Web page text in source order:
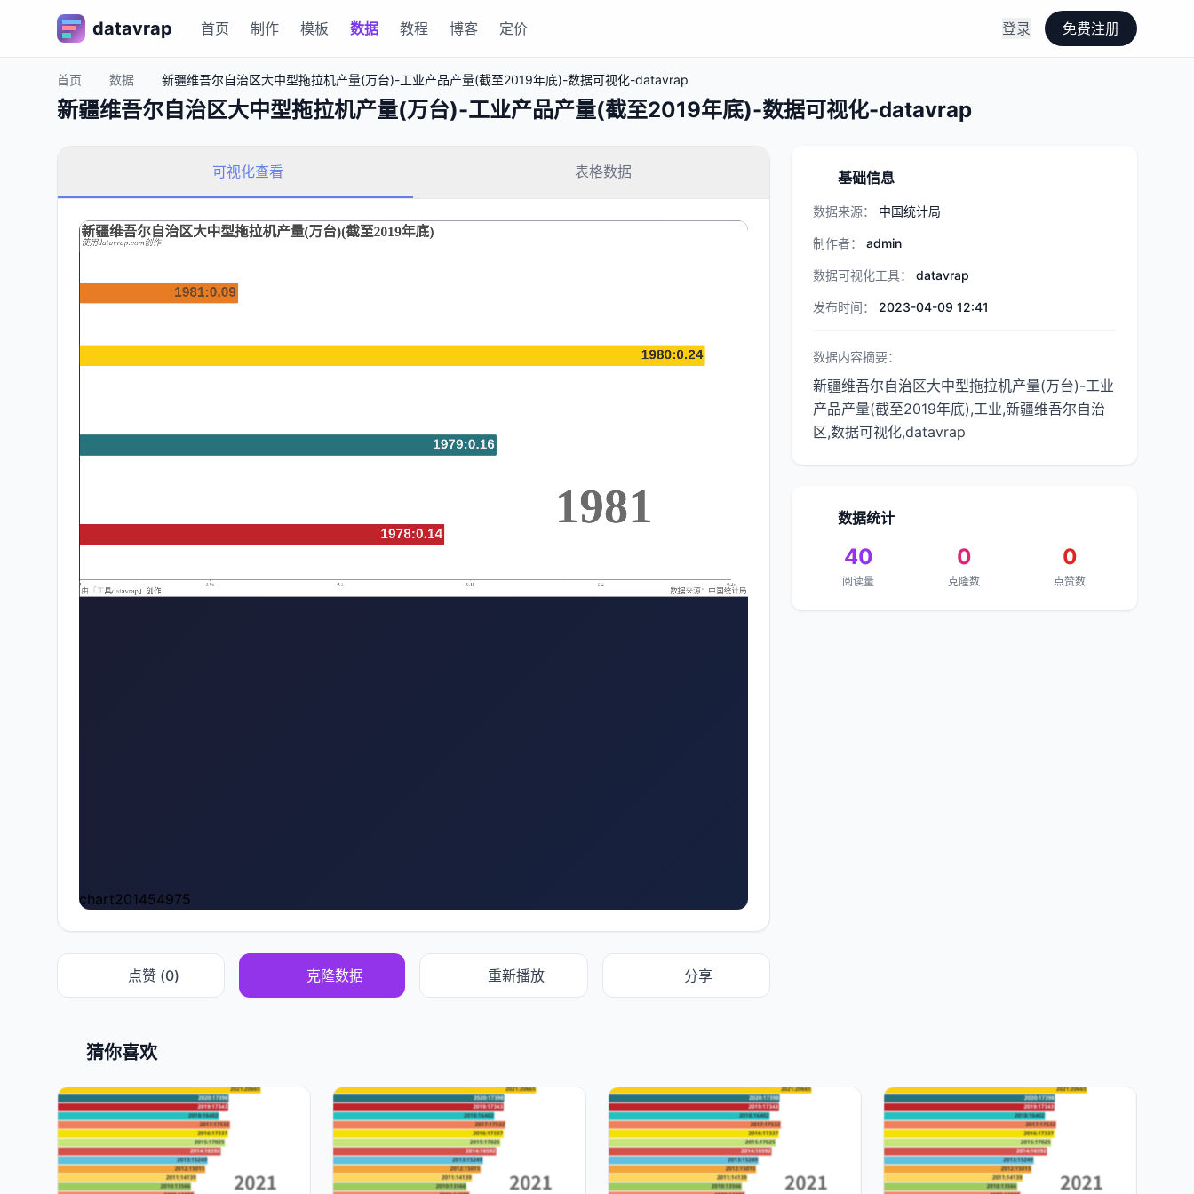
datavrap 首页 制作 模板 数据 教程 博客 定价 登录 免费注册
首页 数据 新疆维吾尔自治区大中型拖拉机产量(万台)-工业产品产量(截至2019年底)-数据可视化-datavrap
新疆维吾尔自治区大中型拖拉机产量(万台)-工业产品产量(截至2019年底)-数据可视化-datavrap
可视化查看 表格数据
chart201454975
点赞 (0) 克隆数据 重新播放 分享
基础信息
数据来源： 中国统计局
制作者： admin
数据可视化工具： datavrap
发布时间： 2023-04-09 12:41
数据内容摘要：
新疆维吾尔自治区大中型拖拉机产量(万台)-工业
产品产量(截至2019年底),工业,新疆维吾尔自治
区,数据可视化,datavrap
数据统计
40
阅读量
0
克隆数
0
点赞数
猜你喜欢